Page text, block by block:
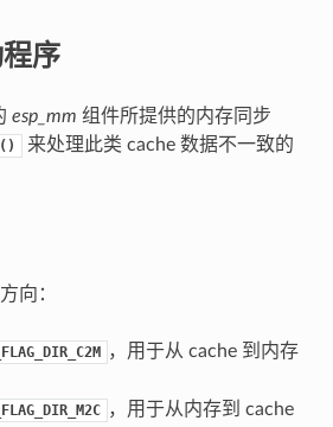
序
esp_mm 组件所提供的内存同步
来处理此类 cache 数据不一致的
向：
，用于从 cache 到内存
，用于从内存到 cache